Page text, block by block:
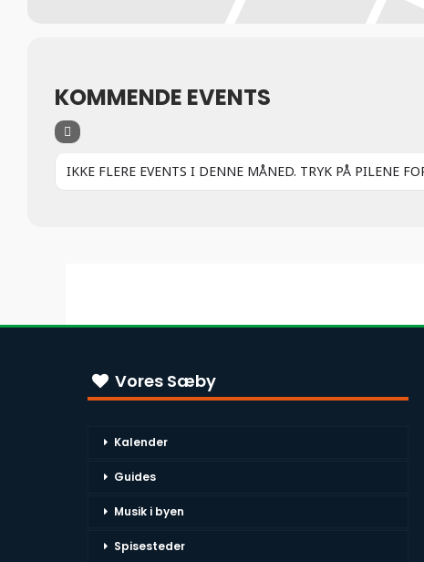
KOMMENDE EVENTS
IKKE FLERE EVENTS I DENNE MÅNED. TRYK PÅ PILENE
Vores Sæby
Kalender
Guides
Musik i byen
Spisesteder